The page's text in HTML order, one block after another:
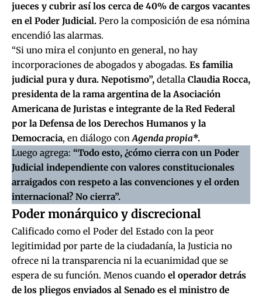
jueces y cubrir así los cerca de 40% de cargos vacantes
en el Poder Judicial. Pero la composición de esa nómina
encendió las alarmas.
“Si uno mira el conjunto en general, no hay
incorporaciones de abogados y abogadas. Es familia
judicial pura y dura. Nepotismo”, detalla Claudia Rocca,
presidenta de la rama argentina de la Asociación
Americana de Juristas e integrante de la Red Federal
por la Defensa de los Derechos Humanos y la
Democracia, en diálogo con Agenda propia*.
Luego agrega: “Todo esto, ¿cómo cierra con un Poder
Judicial independiente con valores constitucionales
arraigados con respeto a las convenciones y el orden
internacional? No cierra”.
Poder monárquico y discrecional
Calificado como el Poder del Estado con la peor
legitimidad por parte de la ciudadanía, la Justicia no
ofrece ni la transparencia ni la ecuanimidad que se
espera de su función. Menos cuando el operador detrás
de los pliegos enviados al Senado es el ministro de